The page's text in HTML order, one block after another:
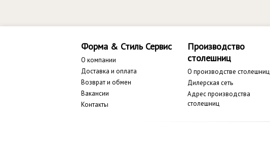
Форма & Стиль Сервис
О компании
Доставка и оплата
Возврат и обмен
Вакансии
Контакты
Производство
столешниц
О производстве столешниц
Дилерская сеть
Адрес производства
столешниц